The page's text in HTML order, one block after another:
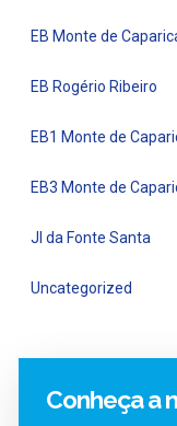
EB Monte de
EB Rogério Ribeiro
EB1 Monte de
EB3 Monte de
JI da Fonte Santa
Uncategorized
Conheça a